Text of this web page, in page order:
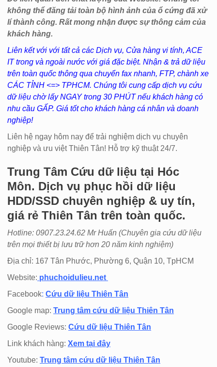
không thể đăng tải toàn bộ hình ảnh của ổ cứng đã xử
lí thành công. Rất mong nhận được sự thông cảm của
khách hàng.
Liên kết với với tất cả các Dịch vụ, Cửa hàng vi tính, ACE
IT trong và ngoài nước với giá đặc biệt. Nhận & trả dữ liệu
trên toàn quốc thông qua chuyển fax nhanh, FTP, chành xe
CÁC TỈNH <=> TPHCM. Chúng tôi cung cấp dịch vụ cứu
dữ liệu chờ lấy NGAY trong 30 PHÚT nếu khách hàng có
nhu cầu GẤP. Giá tốt cho khách hàng cá nhân và doanh
nghiệp!
Liên hệ ngay hôm nay để trải nghiệm dịch vụ chuyên
nghiệp và ưu việt Thiên Tân! Hỗ trợ kỹ thuật 24/7.
Trung Tâm Cứu dữ liệu tại Hóc
Môn. Dịch vụ phục hồi dữ liệu
HDD/SSD chuyên nghiệp & uy tín,
giá rẻ Thiên Tân trên toàn quốc.
Hotline: 0907.23.24.62 Mr Huấn (Chuyên gia cứu dữ liệu
trên mọi thiết bị lưu trữ hơn 20 năm kinh nghiệm)
Địa chỉ: 167 Tân Phước, Phường 6, Quận 10, TpHCM
Website: phuchoidulieu.net
Facebook: Cứu dữ liệu Thiên Tân
Google map: Trung tâm cứu dữ liệu Thiên Tân
Google Reviews: Cứu dữ liệu Thiên Tân
Link khách hàng: Xem tại đây
Youtube: Trung tâm cứu dữ liệu Thiên Tân